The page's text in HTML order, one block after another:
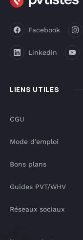
Facebook
Linkedin
LIENS UTILES
CGU
Mode d’emploi
Bons plans
Guides PVT/WHV
Réseaux sociaux